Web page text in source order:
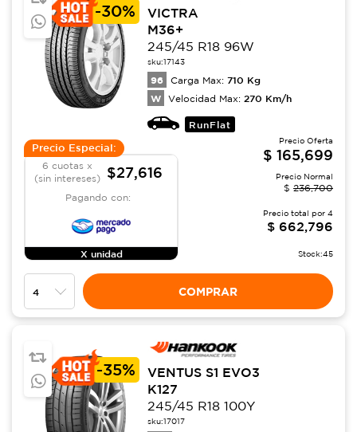
-30%
VICTRA
M36+
245/45 R18 96W
sku:17143
96 Carga Max: 710 Kg
W Velocidad Max: 270 Km/h
RunFlat
Precio Especial:
6 cuotas x
(sin intereses)
$27,616
Pagando con:
X unidad
Precio Oferta
$ 165,699
Precio Normal
$ 236,700
Precio total por 4
$ 662,796
Stock:45
COMPRAR
-35%
VENTUS S1 EVO3
K127
245/45 R18 100Y
sku:17017